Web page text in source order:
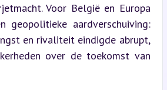
Voor België en Europa
geopolitieke aardverschuiving:
en rivaliteit eindigde abrupt,
over de toekomst van